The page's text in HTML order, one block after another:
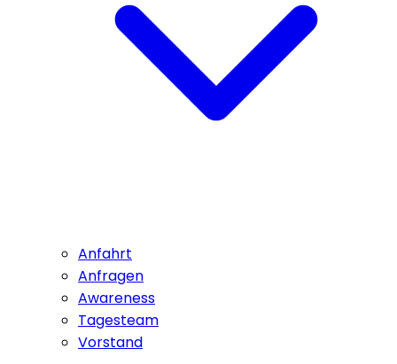
Anfahrt
Anfragen
Awareness
Tagesteam
Vorstand